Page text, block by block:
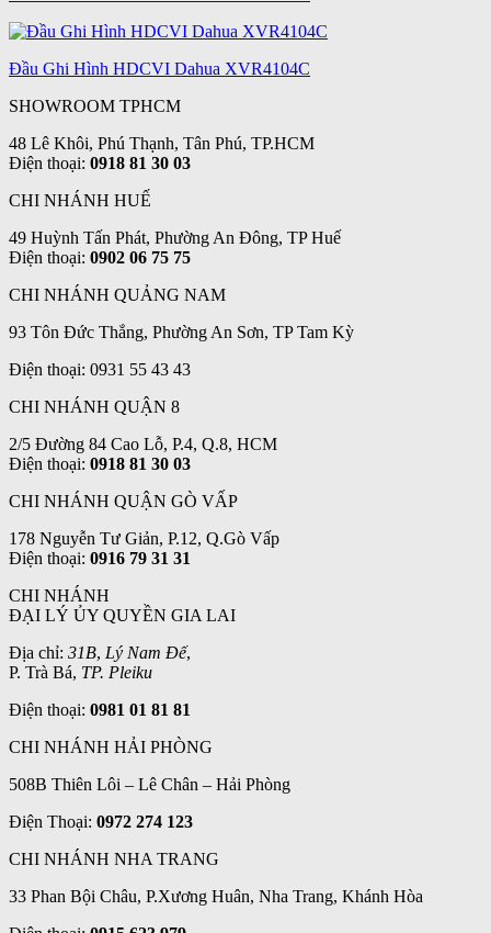
Đầu Ghi Hình HDCVI Dahua XVR4104C
SHOWROOM TPHCM
48 Lê Khôi, Phú Thạnh, Tân Phú, TP.HCM
Điện thoại: 0918 81 30 03
CHI NHÁNH HUẾ
49 Huỳnh Tấn Phát, Phường An Đông, TP Huế
Điện thoại: 0902 06 75 75
CHI NHÁNH QUẢNG NAM
93 Tôn Đức Thắng, Phường An Sơn, TP Tam Kỳ
Điện thoại: 0931 55 43 43
CHI NHÁNH QUẬN 8
2/5 Đường 84 Cao Lỗ, P.4, Q.8, HCM
Điện thoại: 0918 81 30 03
CHI NHÁNH QUẬN GÒ VẤP
178 Nguyễn Tư Giản, P.12, Q.Gò Vấp
Điện thoại: 0916 79 31 31
CHI NHÁNH
ĐẠI LÝ ỦY QUYỀN GIA LAI
Địa chỉ: 31B, Lý Nam Đế,
P. Trà Bá, TP. Pleiku
Điện thoại: 0981 01 81 81
CHI NHÁNH HẢI PHÒNG
508B Thiên Lôi – Lê Chân – Hải Phòng
Điện Thoại: 0972 274 123
CHI NHÁNH NHA TRANG
33 Phan Bội Châu, P.Xương Huân, Nha Trang, Khánh Hòa